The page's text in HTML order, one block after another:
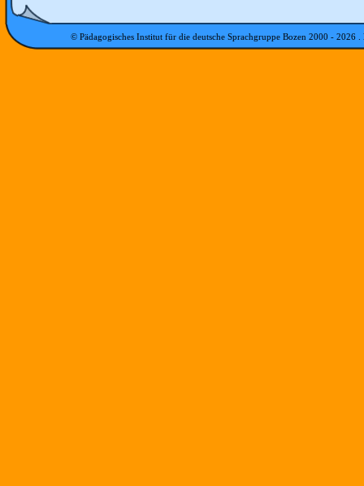
© Pädagogisches Institut für die deutsche Sprachgruppe Bozen 2000 - 2026